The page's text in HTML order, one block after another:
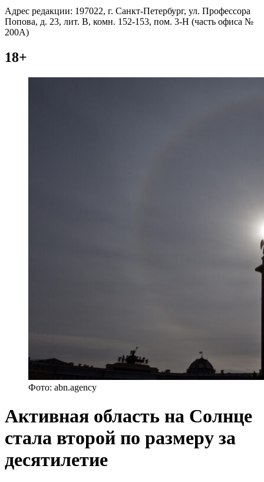
Адрес редакции: 197022, г. Санкт-Петербург, ул. Профессора
Попова, д. 23, лит. В, комн. 152-153, пом. 3-Н (часть офиса №
200А)
18+
Фото: abn.agency
Активная область на Солнце
стала второй по размеру за
десятилетие